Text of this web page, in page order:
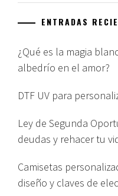
ENTRADAS
¿Qué es la magia
albedrío en el amor?
DTF UV para
Ley de Segunda
deudas y rehacer tu
Camisetas
diseño y claves de